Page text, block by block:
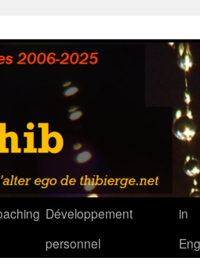
Développement
personnel
in